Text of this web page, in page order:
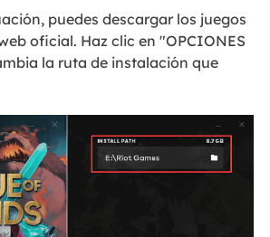
puedes descargar los juegos
oficial. Haz clic en "OPCIONES
la ruta de instalación que